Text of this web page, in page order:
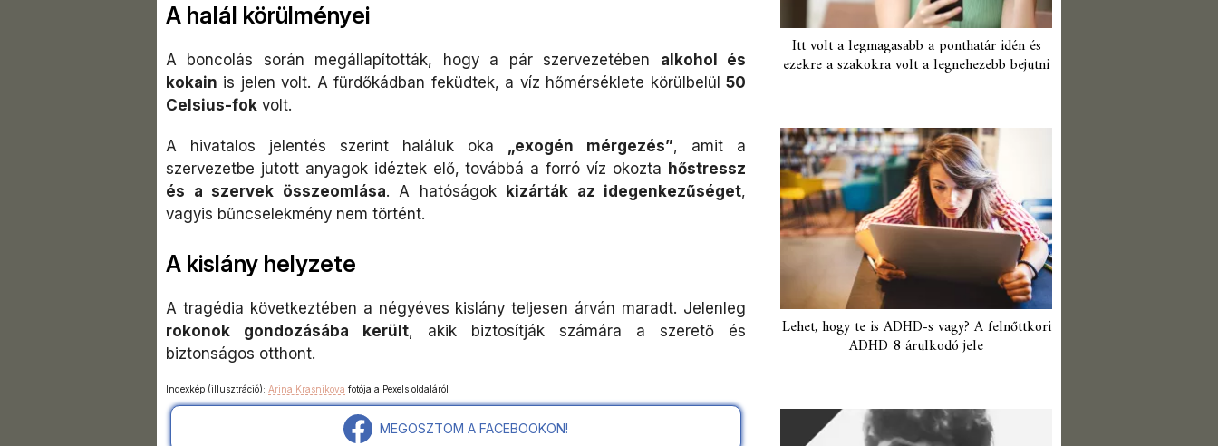
A halál körülményei
A boncolás során megállapították, hogy a pár szervezetében alkohol és
kokain is jelen volt. A fürdőkádban feküdtek, a víz hőmérséklete körülbelül 50
Celsius-fok volt.
A hivatalos jelentés szerint haláluk oka „exogén mérgezés”, amit a
szervezetbe jutott anyagok idéztek elő, továbbá a forró víz okozta hőstressz
és a szervek összeomlása. A hatóságok kizárták az idegenkezűséget,
vagyis bűncselekmény nem történt.
A kislány helyzete
A tragédia következtében a négyéves kislány teljesen árván maradt. Jelenleg
rokonok gondozásába került, akik biztosítják számára a szerető és
biztonságos otthont.
Indexkép (illusztráció): Arina Krasnikova fotója a Pexels oldaláról
MEGOSZTOM A FACEBOOKON!
Itt volt a legmagasabb a ponthatár idén és
ezekre a szakokra volt a legnehezebb bejutni
Lehet, hogy te is ADHD-s vagy? A felnőttkori
ADHD 8 árulkodó jele